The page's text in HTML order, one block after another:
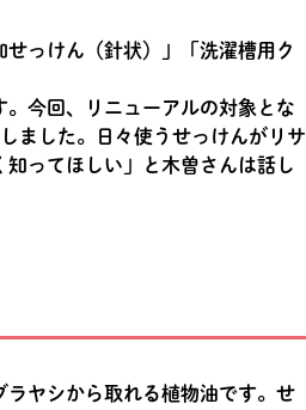
っけん（針状）」「洗濯槽用ク
。今回、リニューアルの対象とな
ました。日々使うせっけんがリサ
ってほしい」と木曽さんは話し
ヤシから取れる植物油です。せ